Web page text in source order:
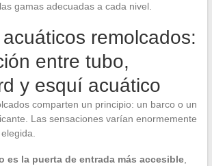
gamas adecuadas a cada nivel.
remolcados:
entre tubo,
y esquí acuático
comparten un principio: un barco o un
Las sensaciones varían enormemente
es la puerta de entrada más accesible,